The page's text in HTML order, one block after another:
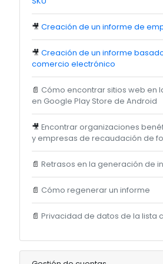
🎥 Creación de un informe de
🎥 Creación de un informe
comercio electrónico
📄 Cómo encontrar sitios web en
en Google Play Store de Android
🎥 Encontrar organizaciones
y empresas de recaudación de
📄 Retrasos en la generación de
📄 Cómo regenerar un informe
📄 Privacidad de datos de la lista